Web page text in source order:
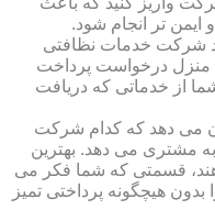
ایمن تر انجام شود.
شرکت خدمات نظافتی
منزل درخواست پرداخت
از خدماتی که دریافت
می دهد که کدام شرکت
مشتری می دهد. بهترین
قسمتی که شما فکر می
بدون هیچگونه پرداختی تمیز